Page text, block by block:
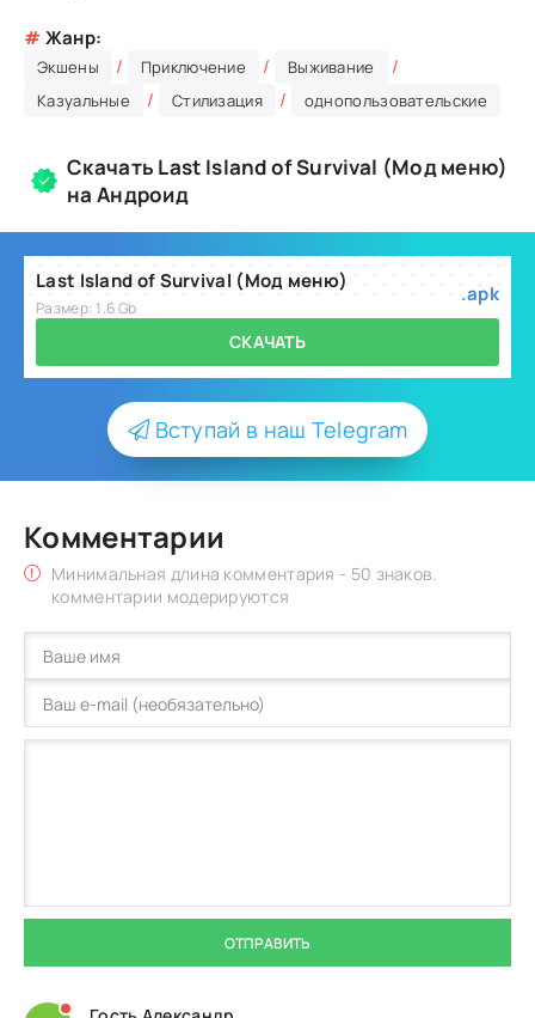
# Жанр:
Экшены / Приключение / Выживание /
Казуальные / Стилизация / однопользовательские
Скачать Last Island of Survival (Мод меню)
на Андроид
Last Island of Survival (Мод меню)
Размер: 1.6 Gb
.apk
СКАЧАТЬ
Вступай в наш Telegram
Комментарии
Минимальная длина комментария - 50 знаков.
комментарии модерируются
ОТПРАВИТЬ